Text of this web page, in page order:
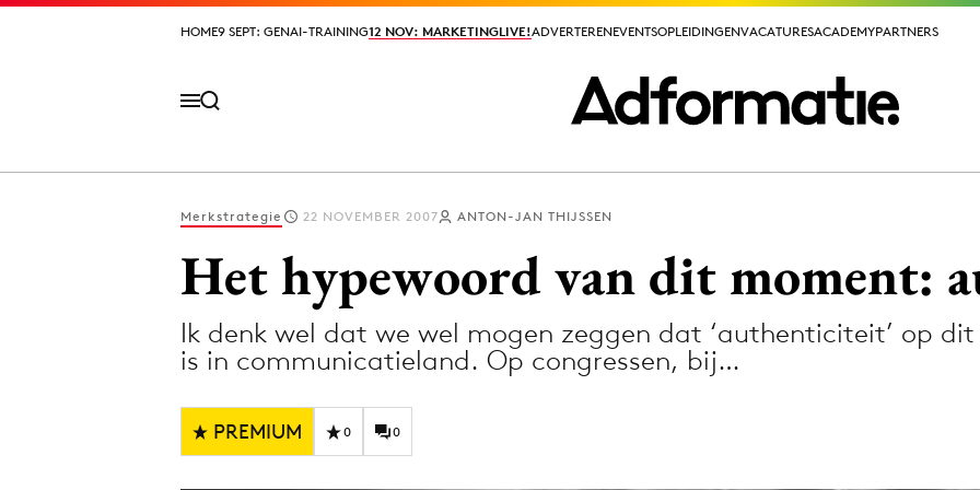
HOME9 SEPT: GENAI-TRAINING12 NOV: MARKETINGLIVE!ADVERTERENEVENTSOPLEIDINGENVACATURESACADEMYPARTNERS
HOME9 SEPT: GENAI-TRAINING12 NOV: MARKETINGLIVE!ADVERTERENEVENTSOPLEIDINGENVACATURESACADEMYPARTNERS
Digital transformation
Diversiteit
Merkstrategie 22 NOVEMBER 2007 ANTON-JAN THIJSSEN
Het hypewoord van dit moment:
Ik denk wel dat we wel mogen zeggen dat ‘authenticiteit’ op
is in communicatieland. Op congressen, bij…
PREMIUM 0 0